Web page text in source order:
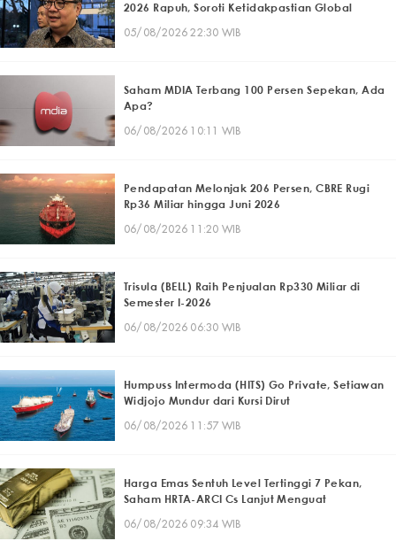
2026 Rapuh, Soroti Ketidakpastian Global
05/08/2026 22:30 WIB
Saham MDIA Terbang 100 Persen Sepekan, Ada
Apa?
06/08/2026 10:11 WIB
Pendapatan Melonjak 206 Persen, CBRE Rugi
Rp36 Miliar hingga Juni 2026
06/08/2026 11:20 WIB
Trisula (BELL) Raih Penjualan Rp330 Miliar di
Semester I-2026
06/08/2026 06:30 WIB
Humpuss Intermoda (HITS) Go Private, Setiawan
Widjojo Mundur dari Kursi Dirut
06/08/2026 11:57 WIB
Harga Emas Sentuh Level Tertinggi 7 Pekan,
Saham HRTA-ARCI Cs Lanjut Menguat
06/08/2026 09:34 WIB